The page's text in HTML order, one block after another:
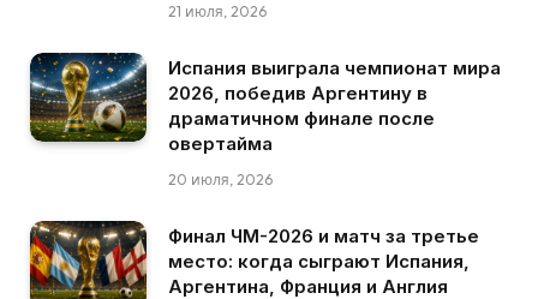
21 июля, 2026
Испания выиграла чемпионат мира
2026, победив Аргентину в
драматичном финале после
овертайма
20 июля, 2026
Финал ЧМ-2026 и матч за третье
место: когда сыграют Испания,
Аргентина, Франция и Англия